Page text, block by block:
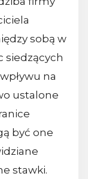
sobą w
siedzących
na
ustalone
być one
stawki.